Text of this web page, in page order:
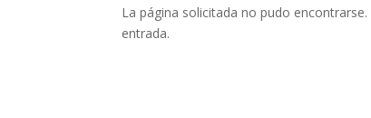
La página solicitada no pudo
entrada.